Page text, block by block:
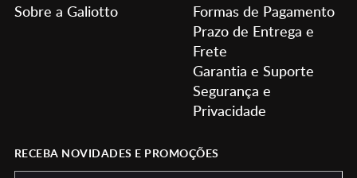
Sobre a Galiotto
Formas de Pagamento
Prazo de Entrega e
Frete
Garantia e Suporte
Segurança e
Privacidade
RECEBA NOVIDADES E PROMOÇÕES